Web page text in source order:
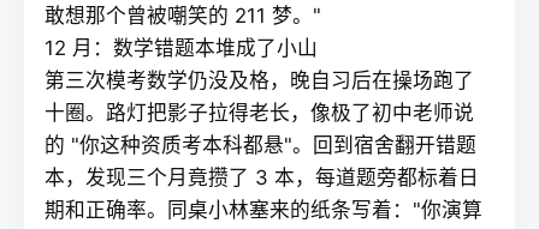
敢想那个曾被嘲笑的 211 梦。"
12 月：数学错题本堆成了小山
第三次模考数学仍没及格，晚自习后在操场跑了
十圈。路灯把影子拉得老长，像极了初中老师说
的 "你这种资质考本科都悬"。回到宿舍翻开错题
本，发现三个月竟攒了 3 本，每道题旁都标着日
期和正确率。同桌小林塞来的纸条写着："你演算